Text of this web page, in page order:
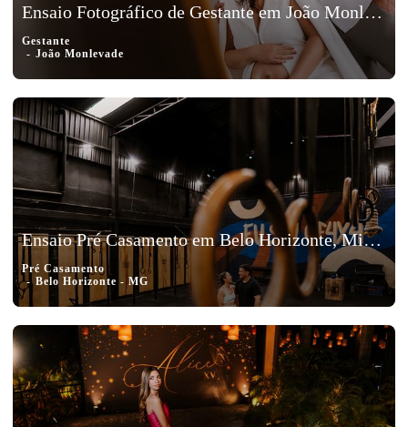
Ensaio Fotográfico de Gestante em João Monlevade, Minas Gerais – Elisa
Gestante
João Monlevade
Ensaio Pré Casamento em Belo Horizonte, Minas Gerais - Karol e Vinicius
Pré Casamento
Belo Horizonte - MG